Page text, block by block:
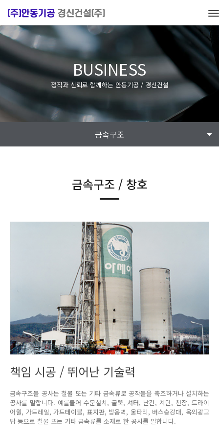
BUSINESS
정직과 신뢰로 함께하는 안동기공 / 경신건설
금속구조
금속구조 / 창호
책임 시공 / 뛰어난 기술력
금속구조물 공사는 철물 또는 기타 금속류로 공작물을 축조하거나 설치하는
공사를 말합니다. 예를들어 수문설치, 굴뚝, 셔터, 난간, 계단, 천장, 드라이
어윌, 가드레일, 가드테이블, 표지판, 방음벽, 울타리, 버스승강대, 옥외광고
탑 등으로 철물 또는 기타 금속류를 소재로 한 공사를 말합니다.